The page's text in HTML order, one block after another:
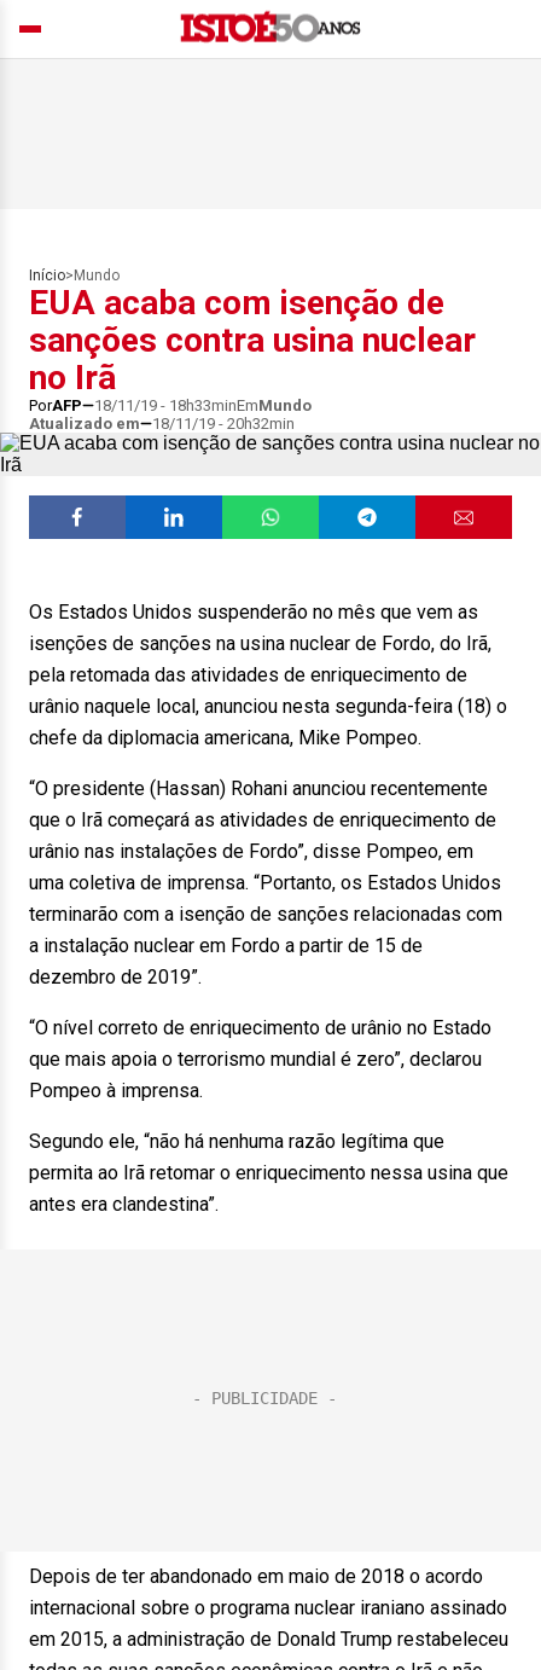
Início> Mundo
EUA acaba com isenção de
sanções contra usina nuclear
no Irã
PorAFP 18/11/19 - 18h33minEmMundo
Atualizado em
18/11/19 - 20h32min
Os Estados Unidos suspenderão no mês que vem as
isenções de sanções na usina nuclear de Fordo, do Irã,
pela retomada das atividades de enriquecimento de
urânio naquele local, anunciou nesta segunda-feira (18) o
chefe da diplomacia americana, Mike Pompeo.
“O presidente (Hassan) Rohani anunciou recentemente
que o Irã começará as atividades de enriquecimento de
urânio nas instalações de Fordo”, disse Pompeo, em
uma coletiva de imprensa. “Portanto, os Estados Unidos
terminarão com a isenção de sanções relacionadas com
a instalação nuclear em Fordo a partir de 15 de
dezembro de 2019”.
“O nível correto de enriquecimento de urânio no Estado
que mais apoia o terrorismo mundial é zero”, declarou
Pompeo à imprensa.
Segundo ele, “não há nenhuma razão legítima que
permita ao Irã retomar o enriquecimento nessa usina que
antes era clandestina”.
Depois de ter abandonado em maio de 2018 o acordo
internacional sobre o programa nuclear iraniano assinado
em 2015, a administração de Donald Trump restabeleceu